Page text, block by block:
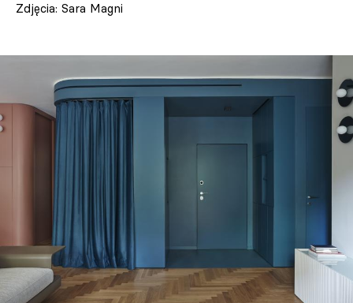
Zdjęcia: Sara Magni